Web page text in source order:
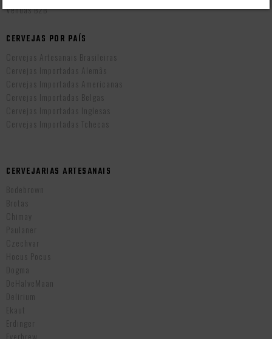
Vendas B2B
CERVEJAS POR PAÍS
Cervejas Artesanais Brasileiras
Cervejas Importadas Alemãs
Cervejas Importadas Americanas
Cervejas Importadas Belgas
Cervejas Importadas Inglesas
Cervejas Importadas Tchecas
CERVEJARIAS ARTESANAIS
Bodebrown
Brotas
Chimay
Paulaner
Czechvar
Hocus Pocus
Dogma
DeHalveMaan
Delirium
Ekaut
Erdinger